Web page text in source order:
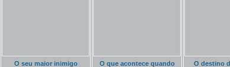
O seu maior inimigo
O que acontece quando
O destino